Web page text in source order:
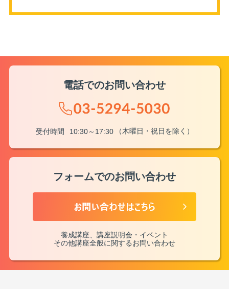
電話でのお問い合わせ
受付時間 10:30～17:30 （木曜日・祝日を除く）
フォームでのお問い合わせ
養成講座、講座説明会・イベント
その他講座全般に関するお問い合わせ